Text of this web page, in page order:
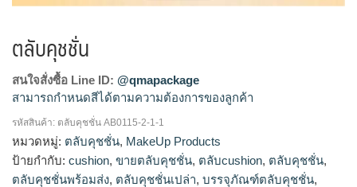
ตลับคุชชั่น
สนใจสั่งซื้อ Line ID: @qmapackage
สามารถกำหนดสีได้ตามความต้องการของลูกค้า
ตลับคุชชั่น, ตลับคุชชั่นเปล่า, บรรจุภัณฑ์ตลับคุชชั่น, บรรจุภัณฑ์
เครื่องสำอาง, เครื่องสำอางค์, แพ็คเกจตลับคุชชั่น, แพ็คเกจเครื่อง
สำอางค์, โรงงานผลิตเครื่องสำอาง, โรงงานแพ็คเกจเครื่องสำอาง
รหัสสินค้า: ตลับคุชชั่น AB0115-2-1-1
หมวดหมู่: ตลับคุชชั่น, MakeUp Products
ป้ายกำกับ: cushion, ขายตลับคุชชั่น, ตลับcushion, ตลับคุชชั่น,
ตลับคุชชั่นพร้อมส่ง, ตลับคุชชั่นเปล่า, บรรจุภัณฑ์ตลับคุชชั่น,